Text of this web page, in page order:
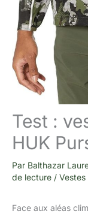
Test :
HUK
Par Balthazar
de lecture /
Face aux aléas